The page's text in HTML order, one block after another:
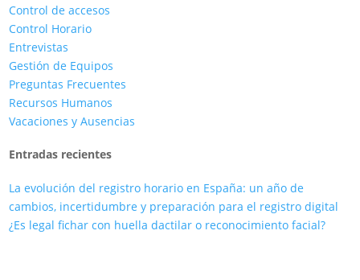
Control de accesos
Control Horario
Entrevistas
Gestión de Equipos
Preguntas Frecuentes
Recursos Humanos
Vacaciones y Ausencias
Entradas recientes
La evolución del registro horario en España: un año de
cambios, incertidumbre y preparación para el registro digital
¿Es legal fichar con huella dactilar o reconocimiento facial?